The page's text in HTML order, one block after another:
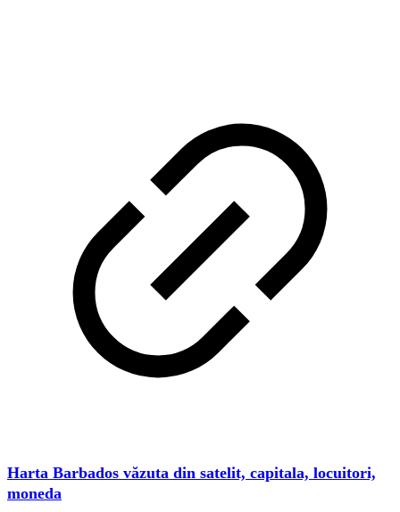
Harta Barbados văzuta din satelit, capitala, locuitori,
moneda